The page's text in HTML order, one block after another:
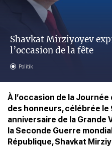
Shavkat Mirziyoyev
l’occasion de la fête
Politik
À l’occasion de la
des honneurs, célébrée le
anniversaire de la Grande
la Seconde Guerre
République, Shavkat